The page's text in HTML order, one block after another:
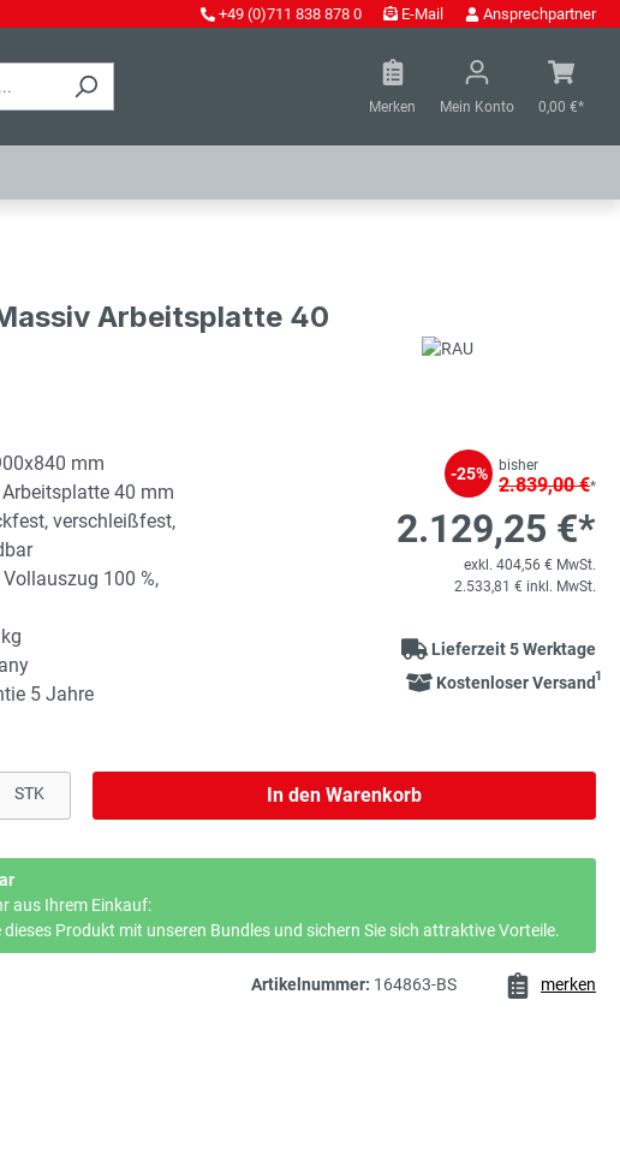
+49 (0)711 838 878 0 E-Mail Ansprechpartner
Merken Mein Konto 0,00 €*
Arbeitsplatte 40
mm
40 mm
verschleißfest,
100 %,
5 Jahre
-25% bisher
2.839,00 €*
2.129,25 €*
exkl. 404,56 € MwSt.
2.533,81 € inkl. MwSt.
Lieferzeit 5 Werktage
Kostenloser Versand1
Gib den gewünschten Wert ein oder
STK In den Warenkorb
aus Ihrem Einkauf:
dieses Produkt mit unseren Bundles und sichern Sie sich attraktive Vorteile.
Artikelnummer: 164863-BS merken